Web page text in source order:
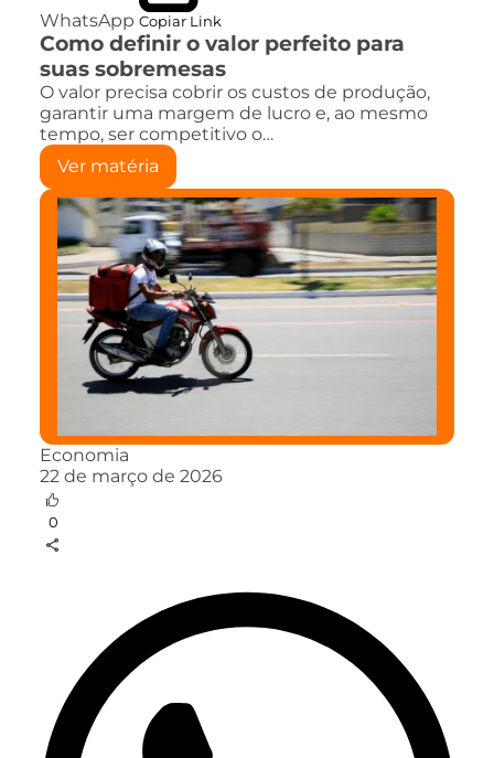
WhatsApp Copiar Link
Como definir o valor perfeito para
suas sobremesas
O valor precisa cobrir os custos de produção,
garantir uma margem de lucro e, ao mesmo
tempo, ser competitivo o…
Ver matéria
Economia
22 de março de 2026
0